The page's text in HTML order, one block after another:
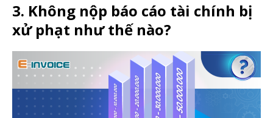
3. Không nộp báo cáo tài chính bị
xử phạt như thế nào?